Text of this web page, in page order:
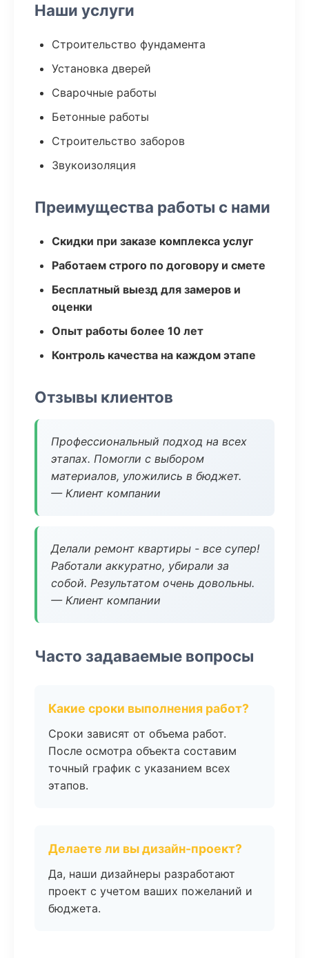
Наши услуги
Строительство фундамента
Установка дверей
Сварочные работы
Бетонные работы
Строительство заборов
Звукоизоляция
Преимущества работы с нами
Скидки при заказе комплекса услуг
Работаем строго по договору и смете
Бесплатный выезд для замеров и
оценки
Опыт работы более 10 лет
Контроль качества на каждом этапе
Отзывы клиентов
Профессиональный подход на всех
этапах. Помогли с выбором
материалов, уложились в бюджет.
— Клиент компании
Делали ремонт квартиры - все супер!
Работали аккуратно, убирали за
собой. Результатом очень довольны.
— Клиент компании
Часто задаваемые вопросы
Какие сроки выполнения работ?
Сроки зависят от объема работ.
После осмотра объекта составим
точный график с указанием всех
этапов.
Делаете ли вы дизайн-проект?
Да, наши дизайнеры разработают
проект с учетом ваших пожеланий и
бюджета.